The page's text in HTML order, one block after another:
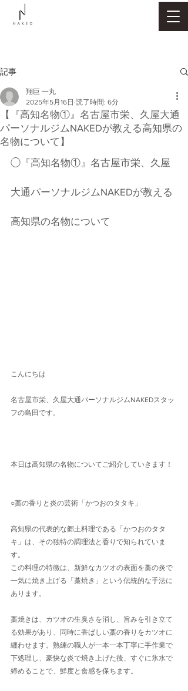
記事
【『高知名物①』名古屋市栄、久屋大通
パーソナルジムNAKEDが教える高知県の
名物について】
翔巨 一丸
2025年5月16日 読了時間: 6分
◯『高知名物①』名古屋市栄、久屋
大通パーソナルジムNAKEDが教える
高知県の名物について
こんにちは
名古屋市栄、久屋大通パーソナルジムNAKEDスタッ
フの島田です。
本日は高知県の名物についてご紹介していきます！
○藁の香りと炎の芸術「かつおのタタキ」
高知県の代表的な郷土料理である「かつおのタタ
キ」は、その独特の調理法と香りで知られていま
す。
この料理の特徴は、新鮮なカツオの表面を藁の炎で
一気に焼き上げる「藁焼き」という伝統的な手法に
あります。
藁焼きは、カツオの生臭さを消し、旨みを引き立て
る効果があり、同時に香ばしい藁の香りをカツオに
纏わせます。熟練の職人が一本一本丁寧に手作業で
下処理し、豪快な炎で焼き上げた後、すぐに氷水で
締めることで、鮮度と食感を保ちます。